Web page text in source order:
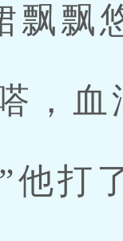
飘飘
血
打